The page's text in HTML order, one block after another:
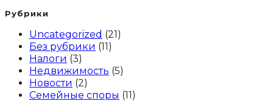
Рубрики
Uncategorized (21)
Без рубрики (11)
Налоги (3)
Недвижимость (5)
Новости (2)
Семейные споры (11)